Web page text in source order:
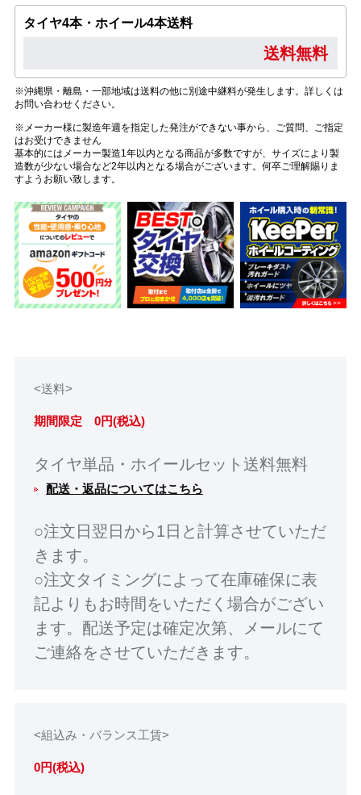
タイヤ4本・ホイール4本送料
送料無料
※沖縄県・離島・一部地域は送料の他に別途中継料が発生します。詳しくは
お問い合わせください。
※メーカー様に製造年週を指定した発注ができない事から、ご質問、ご指定
はお受けできません
基本的にはメーカー製造1年以内となる商品が多数ですが、サイズにより製
造数が少ない場合など2年以内となる場合がございます。何卒ご理解賜りま
すようお願い致します。
<送料>
期間限定 0円(税込)
タイヤ単品・ホイールセット送料無料
配送・返品についてはこちら
○注文日翌日から1日と計算させていただ
きます。
○注文タイミングによって在庫確保に表
記よりもお時間をいただく場合がござい
ます。配送予定は確定次第、メールにて
ご連絡をさせていただきます。
<組込み・バランス工賃>
0円(税込)